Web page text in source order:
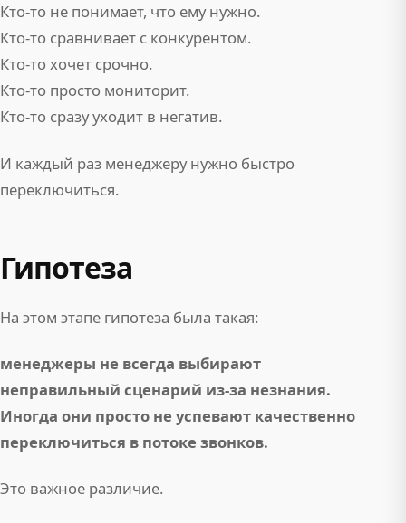
Кто-то не понимает, что ему нужно.
Кто-то сравнивает с конкурентом.
Кто-то хочет срочно.
Кто-то просто мониторит.
Кто-то сразу уходит в негатив.
И каждый раз менеджеру нужно быстро
переключиться.
Гипотеза
На этом этапе гипотеза была такая:
менеджеры не всегда выбирают
неправильный сценарий из-за незнания.
Иногда они просто не успевают качественно
переключиться в потоке звонков.
Это важное различие.